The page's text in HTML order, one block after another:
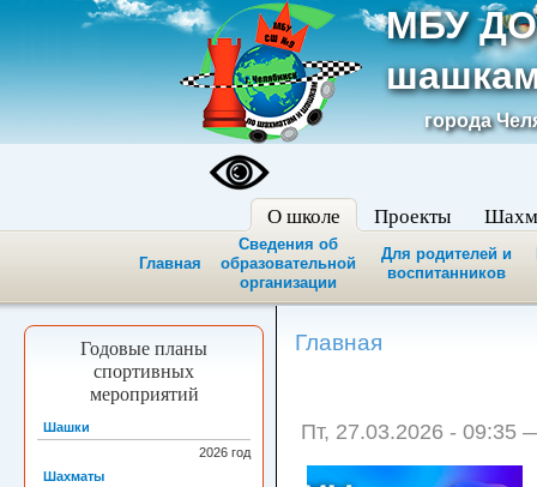
МБУ
города
О школе
Главная
Сведения об
образовательной
организации
Для родителей и
воспитанников
Проекты
Годовые планы
спортивных
мероприятий
Шашки
2026 год
Шахматы
Главная
Пт, 27.03.2026 - 09:35